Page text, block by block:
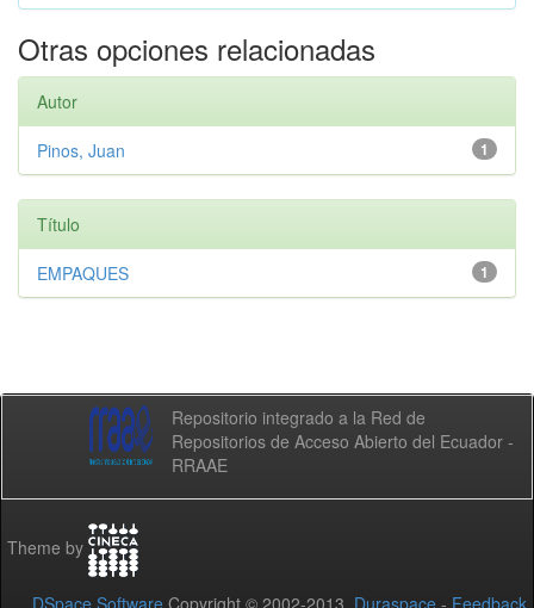
Otras opciones relacionadas
Autor
1
Pinos, Juan
Título
1
EMPAQUES
Repositorio integrado a la Red de
Repositorios de Acceso Abierto del Ecuador -
RRAAE
Theme by
DSpace Software Copyright © 2002-2013 Duraspace - Feedback